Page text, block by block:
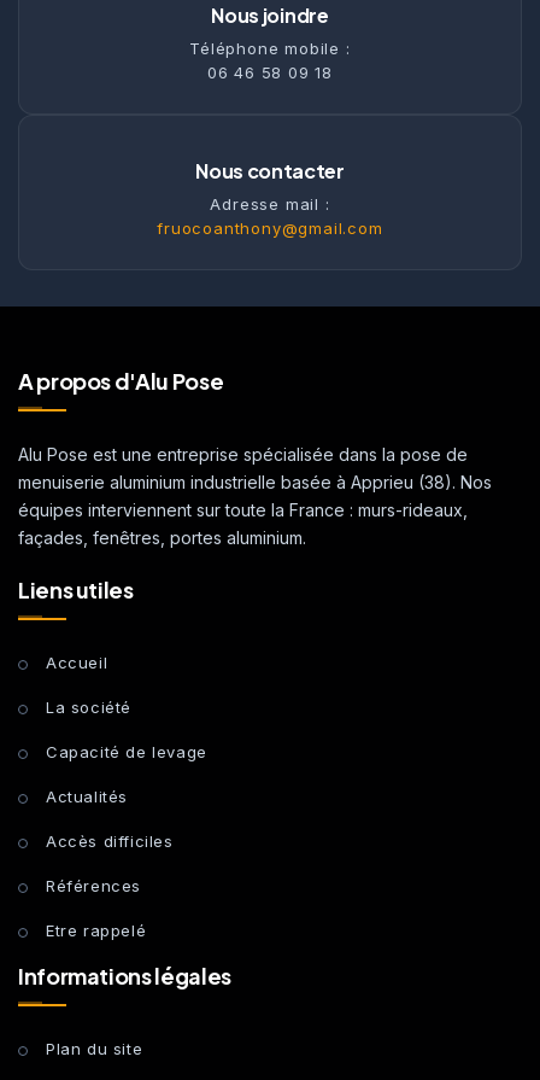
Nous joindre
Téléphone mobile :
06 46 58 09 18
Nous contacter
Adresse mail :
fruocoanthony@gmail.com
A propos d'Alu Pose
Alu Pose est une entreprise spécialisée dans la pose de
menuiserie aluminium industrielle basée à Apprieu (38). Nos
équipes interviennent sur toute la France : murs-rideaux,
façades, fenêtres, portes aluminium.
Liens utiles
Accueil
La société
Capacité de levage
Actualités
Accès difficiles
Références
Etre rappelé
Informations légales
Plan du site